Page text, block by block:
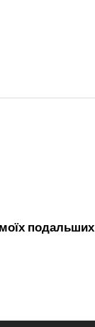
подальших